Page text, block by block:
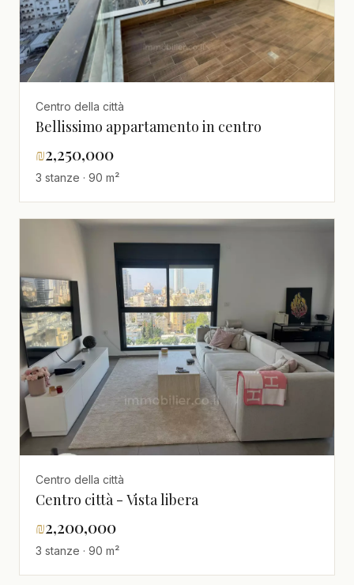
Centro della città
Bellissimo appartamento in centro
₪2,250,000
3 stanze · 90 m²
Centro della città
Centro città - Vista libera
₪2,200,000
3 stanze · 90 m²